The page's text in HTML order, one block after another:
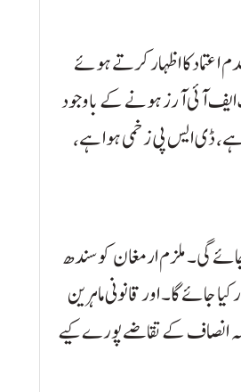
اعتماد کا اظہار کرتے ہوئے
ایف آئی آرز ہونے کے باوجود
ہے، ڈی ایس پی زخمی ہوا ہے،
میں پیش کی جائے گی۔ ملزم ارمغان کو سندھ
جائے گا۔ اور قانونی ماہرین
انصاف کے تقاضے پورے کیے